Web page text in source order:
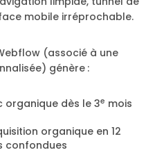
mobile irréprochable.
(associé à une
génère :
organique dès le 3e mois
organique en 12
confondues